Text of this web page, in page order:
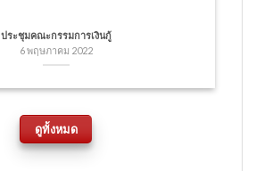
ประชุมคณะกรรมการเงินกู้
6 พฤษภาคม 2022
ดูทั้งหมด